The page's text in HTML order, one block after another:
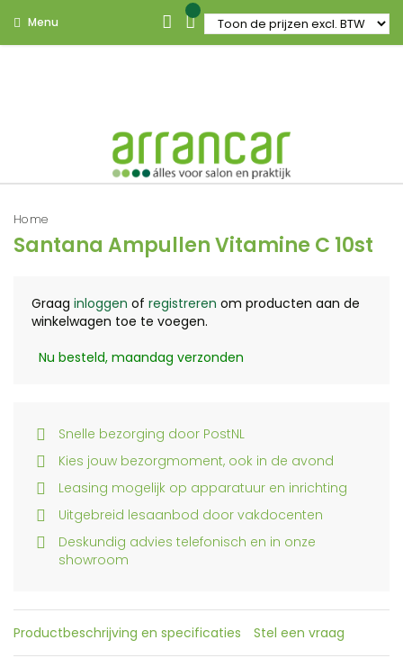
Menu
Home
Santana Ampullen Vitamine C 10st
Graag inloggen of registreren om producten aan de
winkelwagen toe te voegen.
Nu besteld, maandag verzonden
Snelle bezorging door PostNL
Kies jouw bezorgmoment, ook in de avond
Leasing mogelijk op apparatuur en inrichting
Uitgebreid lesaanbod door vakdocenten
Deskundig advies telefonisch en in onze
showroom
Productbeschrijving en specificaties Stel een vraag